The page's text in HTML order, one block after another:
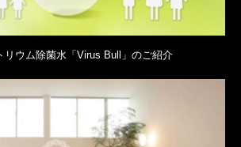
リウム除菌水「Virus Bull」のご紹介